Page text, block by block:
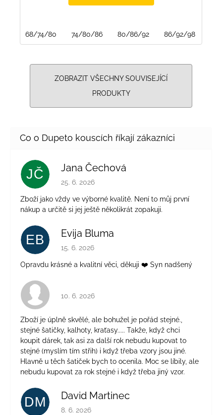
68/74/80 74/80/86 80/86/92 86/92/98
ZOBRAZIT VŠECHNY SOUVISEJÍCÍ
PRODUKTY
JČ Jana Čechová
Hodnocení obchodu je 5 z 5 hvězdiček.
25. 6. 2026
Zboží jako vždy ve výborné kvalitě. Není to můj první
nákup a určitě si jej ještě několikrát zopakuji.
EB Evija Bluma
Hodnocení obchodu je 5 z 5 hvězdiček.
15. 6. 2026
Opravdu krásné a kvalitní věci, děkuji ❤️ Syn nadšený
Hodnocení obchodu je 4 z 5 hvězdiček.
10. 6. 2026
Zboží je úplně skvělé, ale bohužel je pořád stejné.,
stejné šatičky, kalhoty, kraťasy..... Takže, když chci
koupit dárek, tak asi za další rok nebudu kupovat to
stejné (myslím tím střih) i když třeba vzory jsou jiné.
Hlavně u těch šatiček bych to ocenila. Moc se líbily, ale
nebudu kupovat za rok stejné i když třeba jiný vzor.
DM David Martinec
Hodnocení obchodu je 5 z 5 hvězdiček.
8. 6. 2026